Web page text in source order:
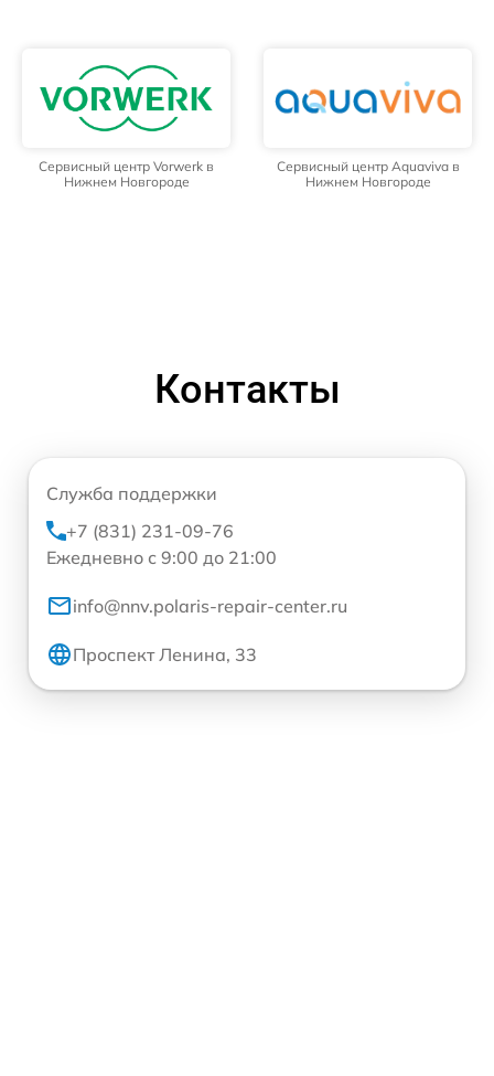
Сервисный центр Vorwerk в
Нижнем Новгороде
Сервисный центр Aquaviva в
Нижнем Новгороде
Контакты
Служба поддержки
+7 (831) 231-09-76
Ежедневно с 9:00 до 21:00
info@nnv.polaris-repair-center.ru
Проспект Ленина, 33